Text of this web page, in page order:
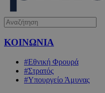
ΚΟΙΝΩΝΙΑ
#Εθνική Φρουρά
#Στρατός
#Υπουργείο Άμυνας